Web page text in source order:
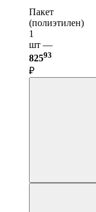
Пакет
(полиэтилен)
1
шт —
82593
₽